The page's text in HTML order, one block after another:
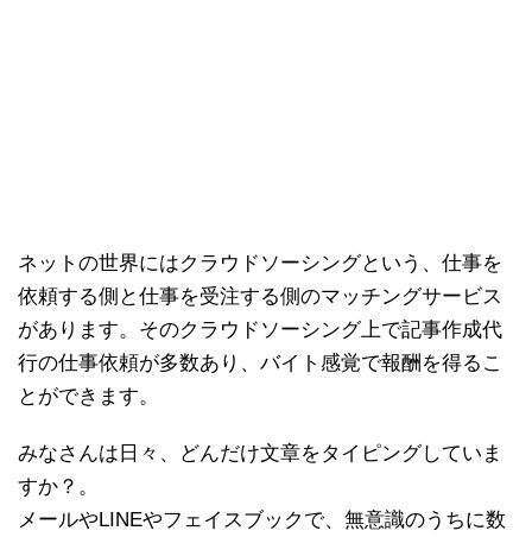
ネットの世界にはクラウドソーシングという、仕事を
依頼する側と仕事を受注する側のマッチングサービス
があります。そのクラウドソーシング上で記事作成代
行の仕事依頼が多数あり、バイト感覚で報酬を得るこ
とができます。
みなさんは日々、どんだけ文章をタイピングしていま
すか？。
メールやLINEやフェイスブックで、無意識のうちに数